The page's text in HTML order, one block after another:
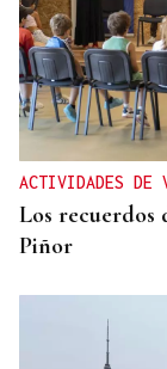
ACTIVIDADES DE
Los recuerdos
Piñor